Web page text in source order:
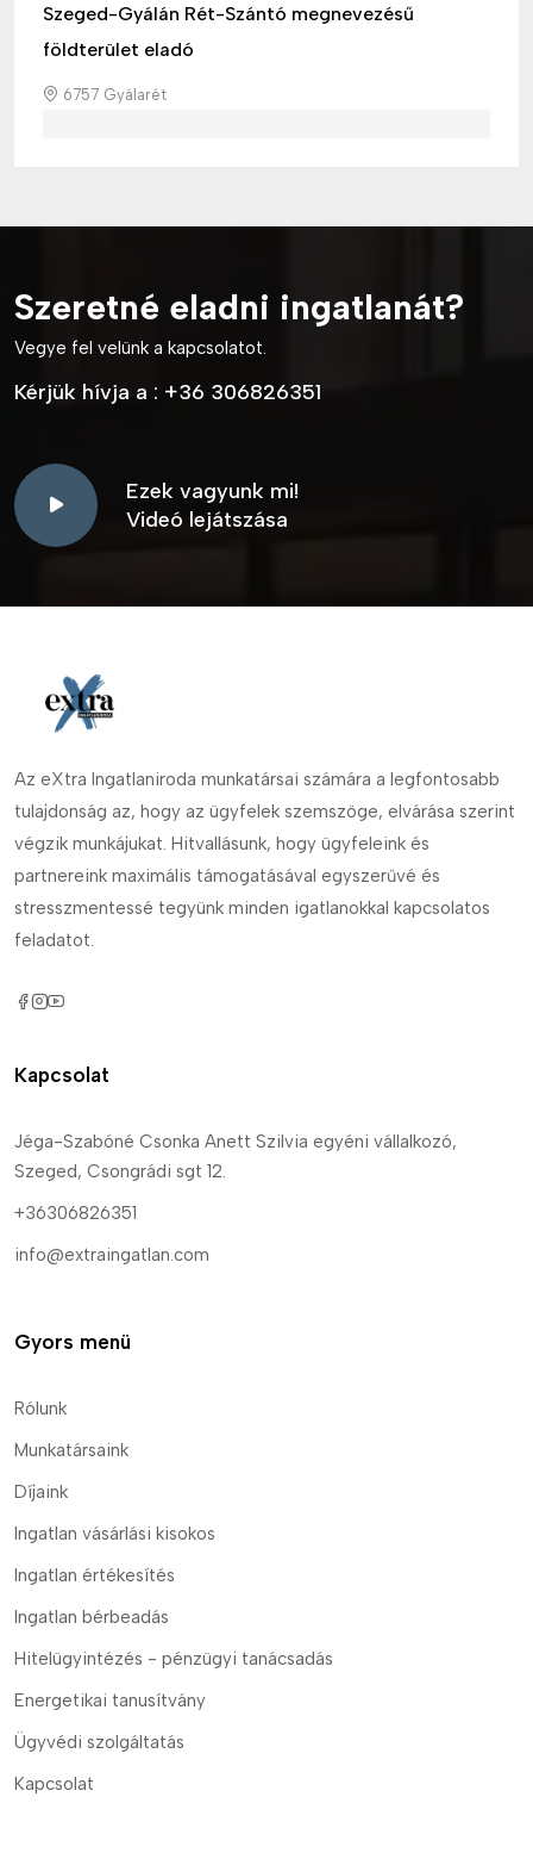
Szeged-Gyálán Rét-Szántó megnevezésű
földterület eladó
6757 Gyálarét
Szeretné eladni ingatlanát?
Vegye fel velünk a kapcsolatot.
Kérjük hívja a : +36 306826351
Ezek vagyunk mi!
Videó lejátszása
Az eXtra Ingatlaniroda munkatársai számára a legfontosabb
tulajdonság az, hogy az ügyfelek szemszöge, elvárása szerint
végzik munkájukat. Hitvallásunk, hogy ügyfeleink és
partnereink maximális támogatásával egyszerűvé és
stresszmentessé tegyünk minden igatlanokkal kapcsolatos
feladatot.
Kapcsolat
Jéga-Szabóné Csonka Anett Szilvia egyéni vállalkozó,
Szeged, Csongrádi sgt 12.
+36306826351
info@extraingatlan.com
Gyors menü
Rólunk
Munkatársaink
Díjaink
Ingatlan vásárlási kisokos
Ingatlan értékesítés
Ingatlan bérbeadás
Hitelügyintézés - pénzügyi tanácsadás
Energetikai tanusítvány
Ügyvédi szolgáltatás
Kapcsolat